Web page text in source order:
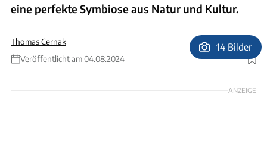
eine perfekte Symbiose aus Natur und Kultur.
Thomas Cernak
Veröffentlicht am 04.08.2024
Foto: Thomas Cernak
14 Bilder
ANZEIGE